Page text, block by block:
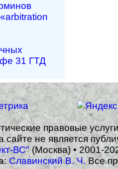
31 ГТД
правовые
сайте не является
ВС"(Москва) • 2001-
Славинский В. Ч.Все